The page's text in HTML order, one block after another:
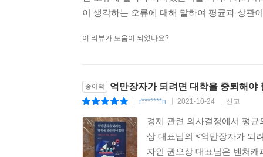
공부량이 늘면 성적이 오르는 게 타당할까 / 공부
5 전쟁 중 명령서를 어떻게 전달할 것인가
6 재판과 법률에서 반사실은 어떻게 사용될까
오스카가 칼을 휘두르지 않았다면 파파가 죽지
나오는 말 당신이 대학을 중퇴했더라면 억만장자
이 생각하는 오류에 대해 말하여 평균과 상관
이 리뷰가 도움이 되었나요?
종이책 억만장자가 되려면 대학을 중퇴해야
r*******n 2021-10-24 신고
경제 관련 의사결정에서 평
상 대표님의 <억만장자가 되
자인 권오상 대표님은 벤처